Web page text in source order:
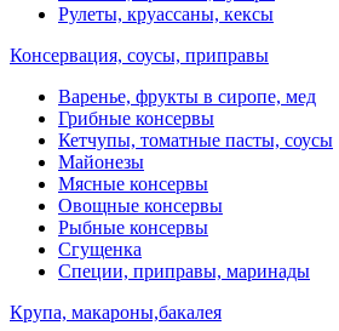
Рулеты, круассаны, кексы
Консервация, соусы, приправы
Варенье, фрукты в сиропе, мед
Грибные консервы
Кетчупы, томатные пасты, соусы
Майонезы
Мясные консервы
Овощные консервы
Рыбные консервы
Сгущенка
Специи, приправы, маринады
Крупа, макароны,бакалея